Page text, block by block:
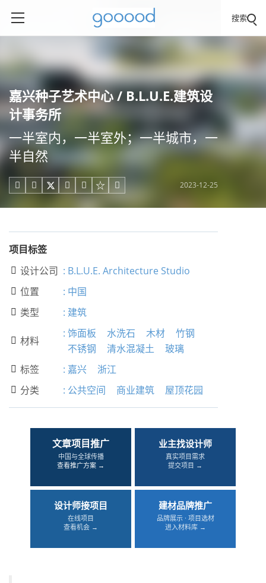
搜索
嘉兴种子艺术中心 / B.L.U.E.建筑设
计事务所
一半室内，一半室外；一半城市，一
半自然
     2023-12-25
项目标签
 设计公司 : B.L.U.E. Architecture Studio
 位置 : 中国
 类型 : 建筑
 材料
: 饰面板 水洗石 木材
竹钢
不锈钢
清水混凝土 玻璃
 标签 : 嘉兴 浙江
 分类 : 公共空间 商业建筑 屋顶花园
文章项目推广
中国与全球传播
查看推广方案 →
业主找设计师
真实项目需求
提交项目 →
设计师接项目
在线项目
查看机会 →
建材品牌推广
品牌展示 · 项目选材
进入材料库 →